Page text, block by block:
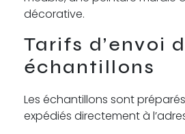
décorative.
Tarifs d’envoi
échantillons
Les échantillons sont
expédiés directement à